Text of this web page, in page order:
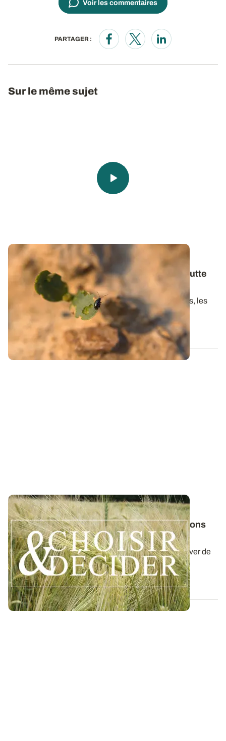
Voir les commentaires
PARTAGER :
Opens in a new window
Opens in a new window
Opens in a new
Sur le même sujet
NORMANDIE / HAUTS-DE-FRANCE
Lin de printemps : adapter la stratégie de lutte
en cas de risque altises
A la faveur des températures des semaines passées, les
altises ont été observées dans les...
07 AVR. 2022
NORMANDIE
Orge d'hiver : téléchargez nos préconisations
pour les semis 2026
Retrouvez nos préconisations 2026/2027 pour cultiver de
l'orge d'hiver en Normandie dans...
06 AOÛT 2026